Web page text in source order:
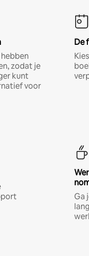
zodat je
kunt
voor
De
Ga